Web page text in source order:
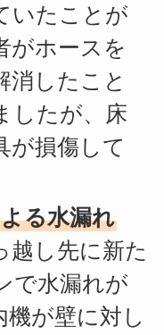
いたことが
がホースを
消したこと
したが、床
が損傷して
る水漏れ
越し先に新た
で水漏れが
機が壁に対し